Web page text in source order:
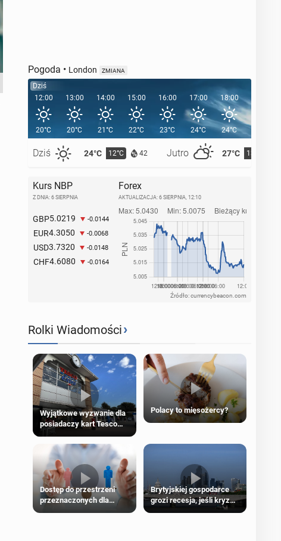
Pogoda • London ZMIANA
Dziś
12:00
20°C
Dziś 24°C 12°C 42 Jutro 27°C 13°C
13:00
20°C
14:00
21°C
15:00
22°C
16:00
23°C
17:00
24°C
18:00
24°C
19:00
Kurs NBP
Z DNIA: 6 SIERPNIA
GBP5.0219 -0.0144
EUR4.3050 -0.0068
USD3.7320 -0.0148
CHF4.6080 -0.0164
Forex
AKTUALIZACJA: 6 SIERPNIA, 12:10
Źródło: currencybeacon.com
Rolki Wiadomości›
Wyjątkowe wyzwanie dla
posiadaczy kart Tesco
Clubcard!
Polacy to mięsożercy?
Dostęp do przestrzeni
przeznaczonych dla
jednej płci ma opierać się
Brytyjskiej gospodarce
grozi recesja, jeśli kryzys
na Bliskim Wschodzie się